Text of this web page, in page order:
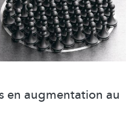
en augmentation au